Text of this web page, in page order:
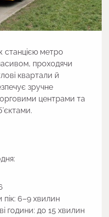
метро
проходячи
квартали й
зручне
центрами та
пік: 6–9 хвилин
години: до 15 хвилин